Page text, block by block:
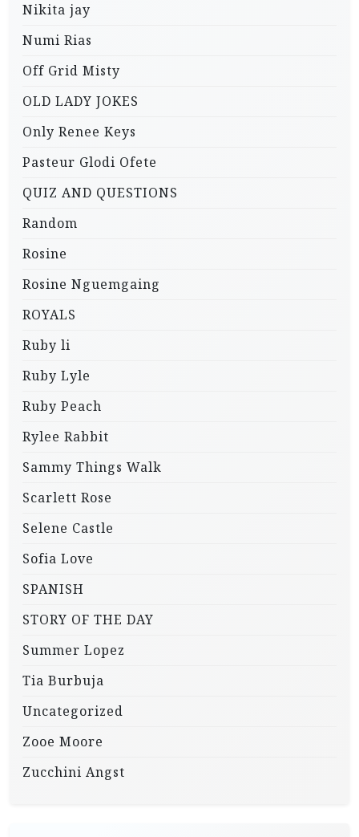
Nikita jay
Numi Rias
Off Grid Misty
OLD LADY JOKES
Only Renee Keys
Pasteur Glodi Ofete
QUIZ AND QUESTIONS
Random
Rosine
Rosine Nguemgaing
ROYALS
Ruby li
Ruby Lyle
Ruby Peach
Rylee Rabbit
Sammy Things Walk
Scarlett Rose
Selene Castle
Sofia Love
SPANISH
STORY OF THE DAY
Summer Lopez
Tia Burbuja
Uncategorized
Zooe Moore
Zucchini Angst